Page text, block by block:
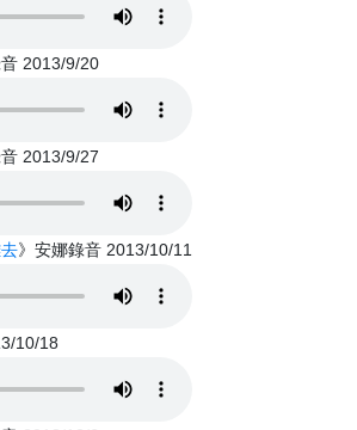
2013/9/20
2013/9/27
》安娜錄音 2013/10/11
10/18